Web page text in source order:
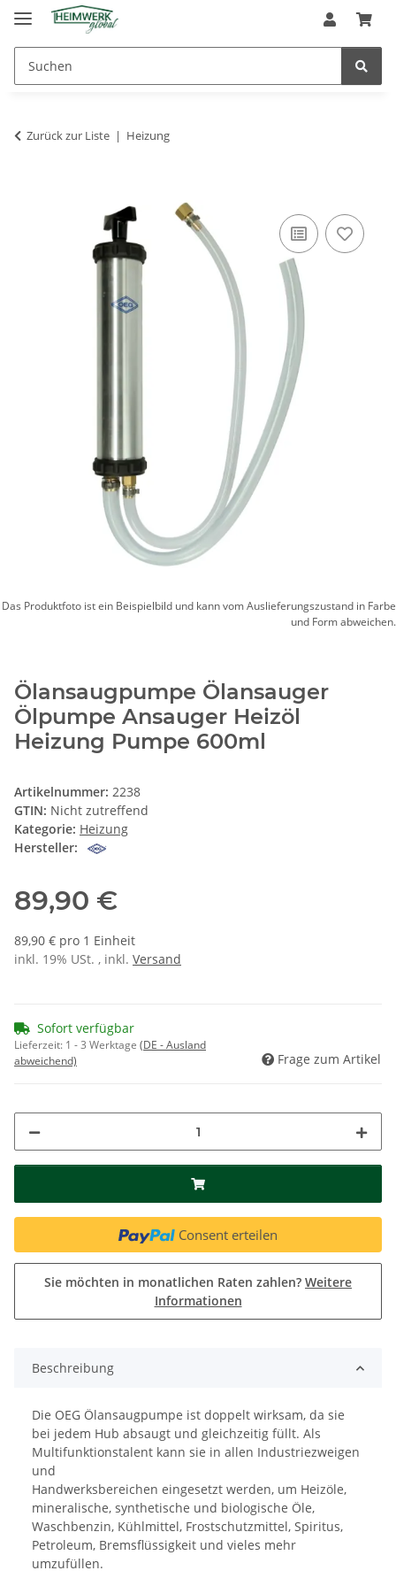
Zurück zur Liste Heizung
Das Produktfoto ist ein Beispielbild und kann vom Auslieferungszustand in Farbe
und Form abweichen.
Ölansaugpumpe Ölansauger
Ölpumpe Ansauger Heizöl
Heizung Pumpe 600ml
Artikelnummer: 2238
GTIN: Nicht zutreffend
Kategorie: Heizung
Hersteller:
89,90 €
89,90 € pro 1 Einheit
inkl. 19% USt. , inkl. Versand
Sofort verfügbar
Lieferzeit: 1 - 3 Werktage (DE - Ausland
abweichend)
Frage zum Artikel
Consent erteilen
Sie möchten in monatlichen Raten zahlen? Weitere
Informationen
Beschreibung
Die OEG Ölansaugpumpe ist doppelt wirksam, da sie
bei jedem Hub absaugt und gleichzeitig füllt. Als
Multifunktionstalent kann sie in allen Industriezweigen
und
Handwerksbereichen eingesetzt werden, um Heizöle,
mineralische, synthetische und biologische Öle,
Waschbenzin, Kühlmittel, Frostschutzmittel, Spiritus,
Petroleum, Bremsflüssigkeit und vieles mehr
umzufüllen.